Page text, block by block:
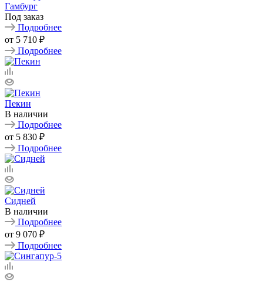
Гамбург
Под заказ
Подробнее
от 5 710 ₽
Подробнее
Пекин
В наличии
Подробнее
от 5 830 ₽
Подробнее
Сидней
В наличии
Подробнее
от 9 070 ₽
Подробнее